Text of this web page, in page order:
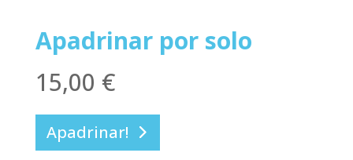
Apadrinar por solo
15,00 €
Apadrinar!